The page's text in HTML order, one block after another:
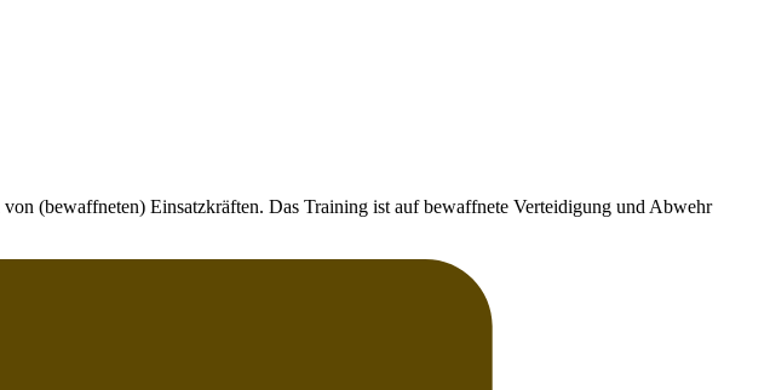
(bewaffneten) Einsatzkräften. Das Training ist auf bewaffnete Verteidigung und Abwehr